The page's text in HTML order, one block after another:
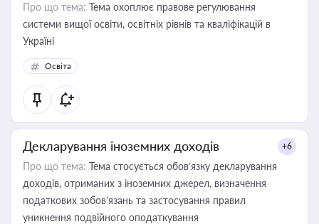
Про що тема: Тема охоплює правове регулювання
системи вищої освіти, освітніх рівнів та кваліфікацій в
Україні
Освіта
Декларування іноземних доходів +6
Про що тема: Тема стосується обов’язку декларування
доходів, отриманих з іноземних джерел, визначення
податкових зобов’язань та застосування правил
уникнення подвійного оподаткування